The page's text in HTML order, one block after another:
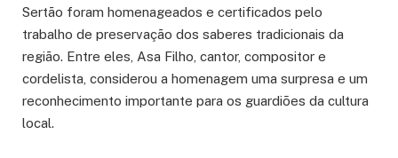
Sertão foram homenageados e certificados pelo
trabalho de preservação dos saberes tradicionais da
região. Entre eles, Asa Filho, cantor, compositor e
cordelista, considerou a homenagem uma surpresa e um
reconhecimento importante para os guardiões da cultura
local.